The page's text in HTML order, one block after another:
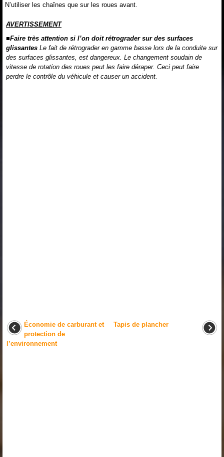
N’utiliser les chaînes que sur les roues avant.
AVERTISSEMENT
■Faire très attention si l’on doit rétrograder sur des surfaces
glissantes Le fait de rétrograder en gamme basse lors de la conduite sur
des surfaces glissantes, est dangereux. Le changement soudain de
vitesse de rotation des roues peut les faire déraper. Ceci peut faire
perdre le contrôle du véhicule et causer un accident.
Économie de carburant et
protection de
l’environnement
Tapis de plancher